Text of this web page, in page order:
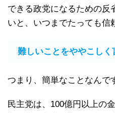
できる政党になるための反
いと、いつまでたっても信
難しいことをややこしく
つまり、簡単なことなんで
民主党は、100億円以上の